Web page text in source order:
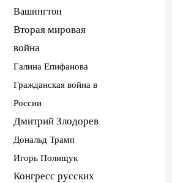
Вашингтон
Вторая мировая
война
Галина Епифанова
Гражданская война в
России
Дмитрий Злодорев
Дональд Трамп
Игорь Полищук
Конгресс русских